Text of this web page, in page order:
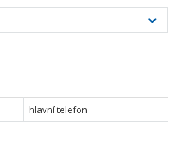
hlavní telefon